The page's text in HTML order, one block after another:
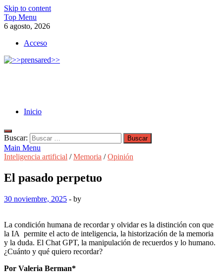
Skip to content
Top Menu
6 agosto, 2026
Acceso
Inicio
Buscar:
Main Menu
Inteligencia artificial /Memoria /Opinión
El pasado perpetuo
30 noviembre, 2025 - by
La condición humana de recordar y olvidar es la distinción con que
la IA permite el acto de inteligencia, la historización de la memoria
y la duda. El Chat GPT, la manipulación de recuerdos y lo humano.
¿Cuánto y qué quiero recordar?
Por Valeria Berman*